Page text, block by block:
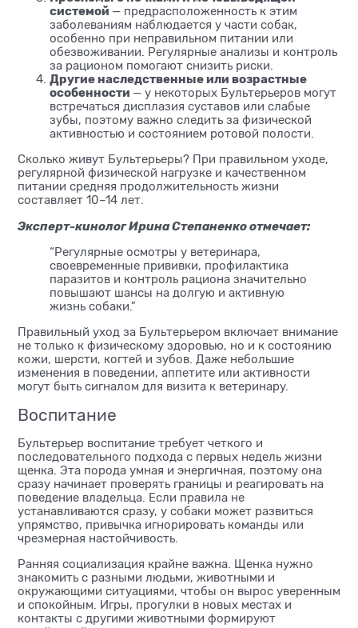
системой — предрасположенность к этим
заболеваниям наблюдается у части собак,
особенно при неправильном питании или
обезвоживании. Регулярные анализы и контроль
за рационом помогают снизить риски.
Другие наследственные или возрастные
особенности — у некоторых Бультерьеров могут
встречаться дисплазия суставов или слабые
зубы, поэтому важно следить за физической
активностью и состоянием ротовой полости.
Сколько живут Бультерьеры? При правильном уходе,
регулярной физической нагрузке и качественном
питании средняя продолжительность жизни
составляет 10–14 лет.
Эксперт-кинолог Ирина Степаненко отмечает:
“Регулярные осмотры у ветеринара,
своевременные прививки, профилактика
паразитов и контроль рациона значительно
повышают шансы на долгую и активную
жизнь собаки.”
Правильный уход за Бультерьером включает внимание
не только к физическому здоровью, но и к состоянию
кожи, шерсти, когтей и зубов. Даже небольшие
изменения в поведении, аппетите или активности
могут быть сигналом для визита к ветеринару.
Воспитание
Бультерьер воспитание требует четкого и
последовательного подхода с первых недель жизни
щенка. Эта порода умная и энергичная, поэтому она
сразу начинает проверять границы и реагировать на
поведение владельца. Если правила не
устанавливаются сразу, у собаки может развиться
упрямство, привычка игнорировать команды или
чрезмерная настойчивость.
Ранняя социализация крайне важна. Щенка нужно
знакомить с разными людьми, животными и
окружающими ситуациями, чтобы он вырос уверенным
и спокойным. Игры, прогулки в новых местах и
контакты с другими животными формируют